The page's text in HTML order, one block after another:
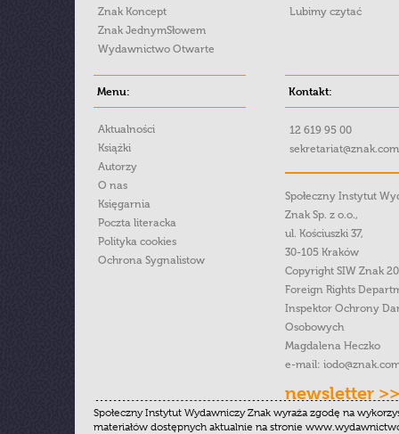
Znak Koncept
Znak JednymSłowem
Wydawnictwo Otwarte
Lubimy czytać
Menu:
Aktualności
Książki
Autorzy
O nas
Księgarnia
Poczta literacka
Polityka cookies
Ochrona Sygnalistow
Kontakt:
12 619 95 00
Społeczny Instytut
Znak Sp. z o.o.,
ul. Kościuszki 37,
30-105 Kraków
Copyright SIW Znak
Foreign Rights
Inspektor Ochrony
Osobowych
Magdalena Heczko
e-mail:
newsletter >>
Społeczny Instytut Wydawniczy Znak wyraża zgodę na
materiałów dostępnych aktualnie na stronie